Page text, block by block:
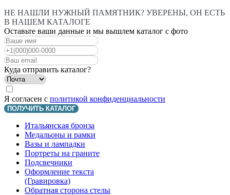
НЕ НАШЛИ НУЖНЫЙ ПАМЯТНИК? УВЕРЕНЫ, ОН ЕСТЬ
В НАШЕМ КАТАЛОГЕ
Оставьте ваши данные и мы вышлем каталог с фото
Куда отправить каталог?
Я согласен с политикой конфиденциальности
ПОЛУЧИТЬ КАТАЛОГ
Итальянская бронза
Медальоны и рамки
Вазы и лампадки
Портреты на граните
Подсвечники
Оформление текста
(Гравировка)
Обратная сторона стелы